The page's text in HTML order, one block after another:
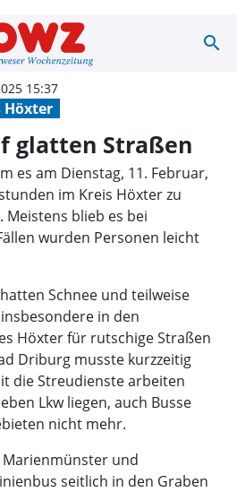
Elf Unfälle aufsearch
Höxter
15:37
glatten Straßen
es am Dienstag, 11. Februar,
im Kreis Höxter zu
Meistens blieb es bei
wurden Personen leicht
Schnee und teilweise
in den
Höxter für rutschige Straßen
Driburg musste kurzzeitig
die Streudienste arbeiten
Lkw liegen, auch Busse
nicht mehr.
Marienmünster und
seitlich in den Graben